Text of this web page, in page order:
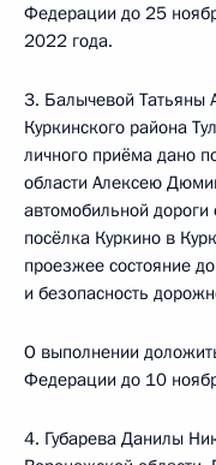
Федерации до 25
2022 года.
3. Балычевой Татьяны
Куркинского района
личного приёма дано
области Алексею
автомобильной дороги
посёлка Куркино в
проезжее состояние
и безопасность
О выполнении
Федерации до 10
4. Губарева Данилы